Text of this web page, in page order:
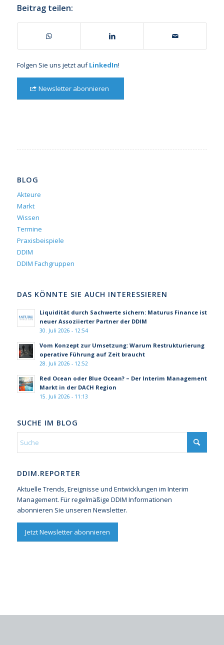
Beitrag teilen:
Folgen Sie uns jetzt aufLinkedIn!
Newsletter abonnieren
BLOG
Akteure
Markt
Wissen
Termine
Praxisbeispiele
DDIM
DDIM Fachgruppen
DAS KÖNNTE SIE AUCH INTERESSIEREN
Liquidität durch Sachwerte sichern: Maturus Finance ist
neuer Assoziierter Partner der DDIM
30. Juli 2026 - 12:54
Vom Konzept zur Umsetzung: Warum Restrukturierung
operative Führung auf Zeit braucht
28. Juli 2026 - 12:52
Red Ocean oder Blue Ocean? – Der Interim Management
Markt in der DACH Region
15. Juli 2026 - 11:13
SUCHE IM BLOG
DDIM.REPORTER
Aktuelle Trends, Ereignisse und Entwicklungen im Interim
Management. Für regelmäßige DDIM Informationen
abonnieren Sie unseren Newsletter.
Jetzt Newsletter abonnieren